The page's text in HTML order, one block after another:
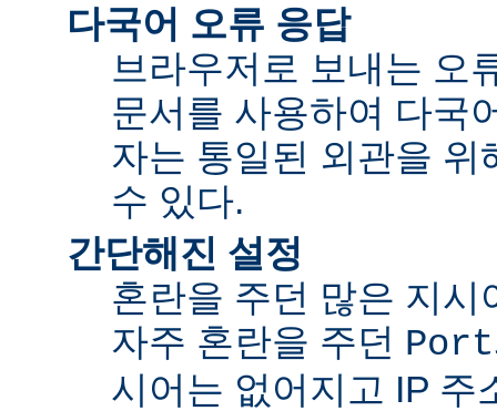
다국어 오류 응답
브라우저로 보내는 오
문서를 사용하여 다국
자는 통일된 외관을 위
수 있다.
간단해진 설정
혼란을 주던 많은 지시
자주 혼란을 주던 Port
시어는 없어지고 IP 주